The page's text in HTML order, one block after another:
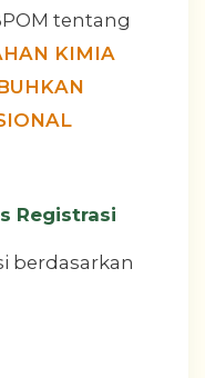
tentang
KIMIA
Registrasi
berdasarkan